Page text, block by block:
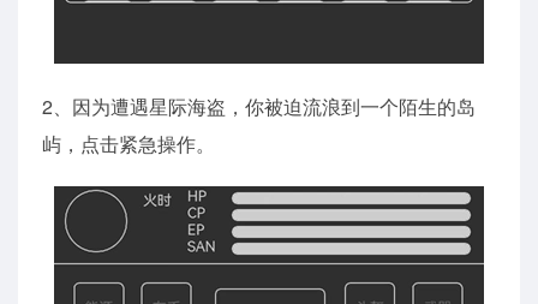
2、因为遭遇星际海盗，你被迫流浪到一个陌生的岛
屿，点击紧急操作。